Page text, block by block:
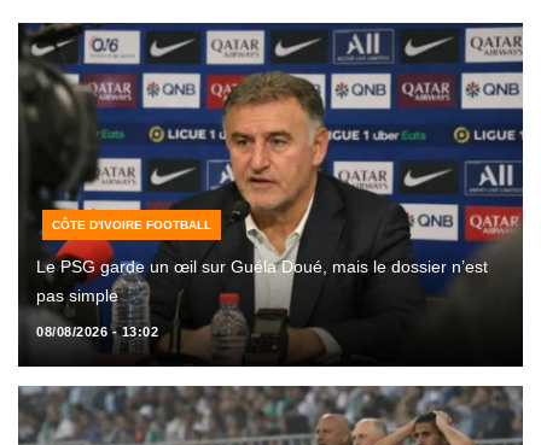
CÔTE D'IVOIRE FOOTBALL
Le PSG garde un œil sur Guéla Doué, mais le dossier n’est
pas simple
08/08/2026 - 13:02